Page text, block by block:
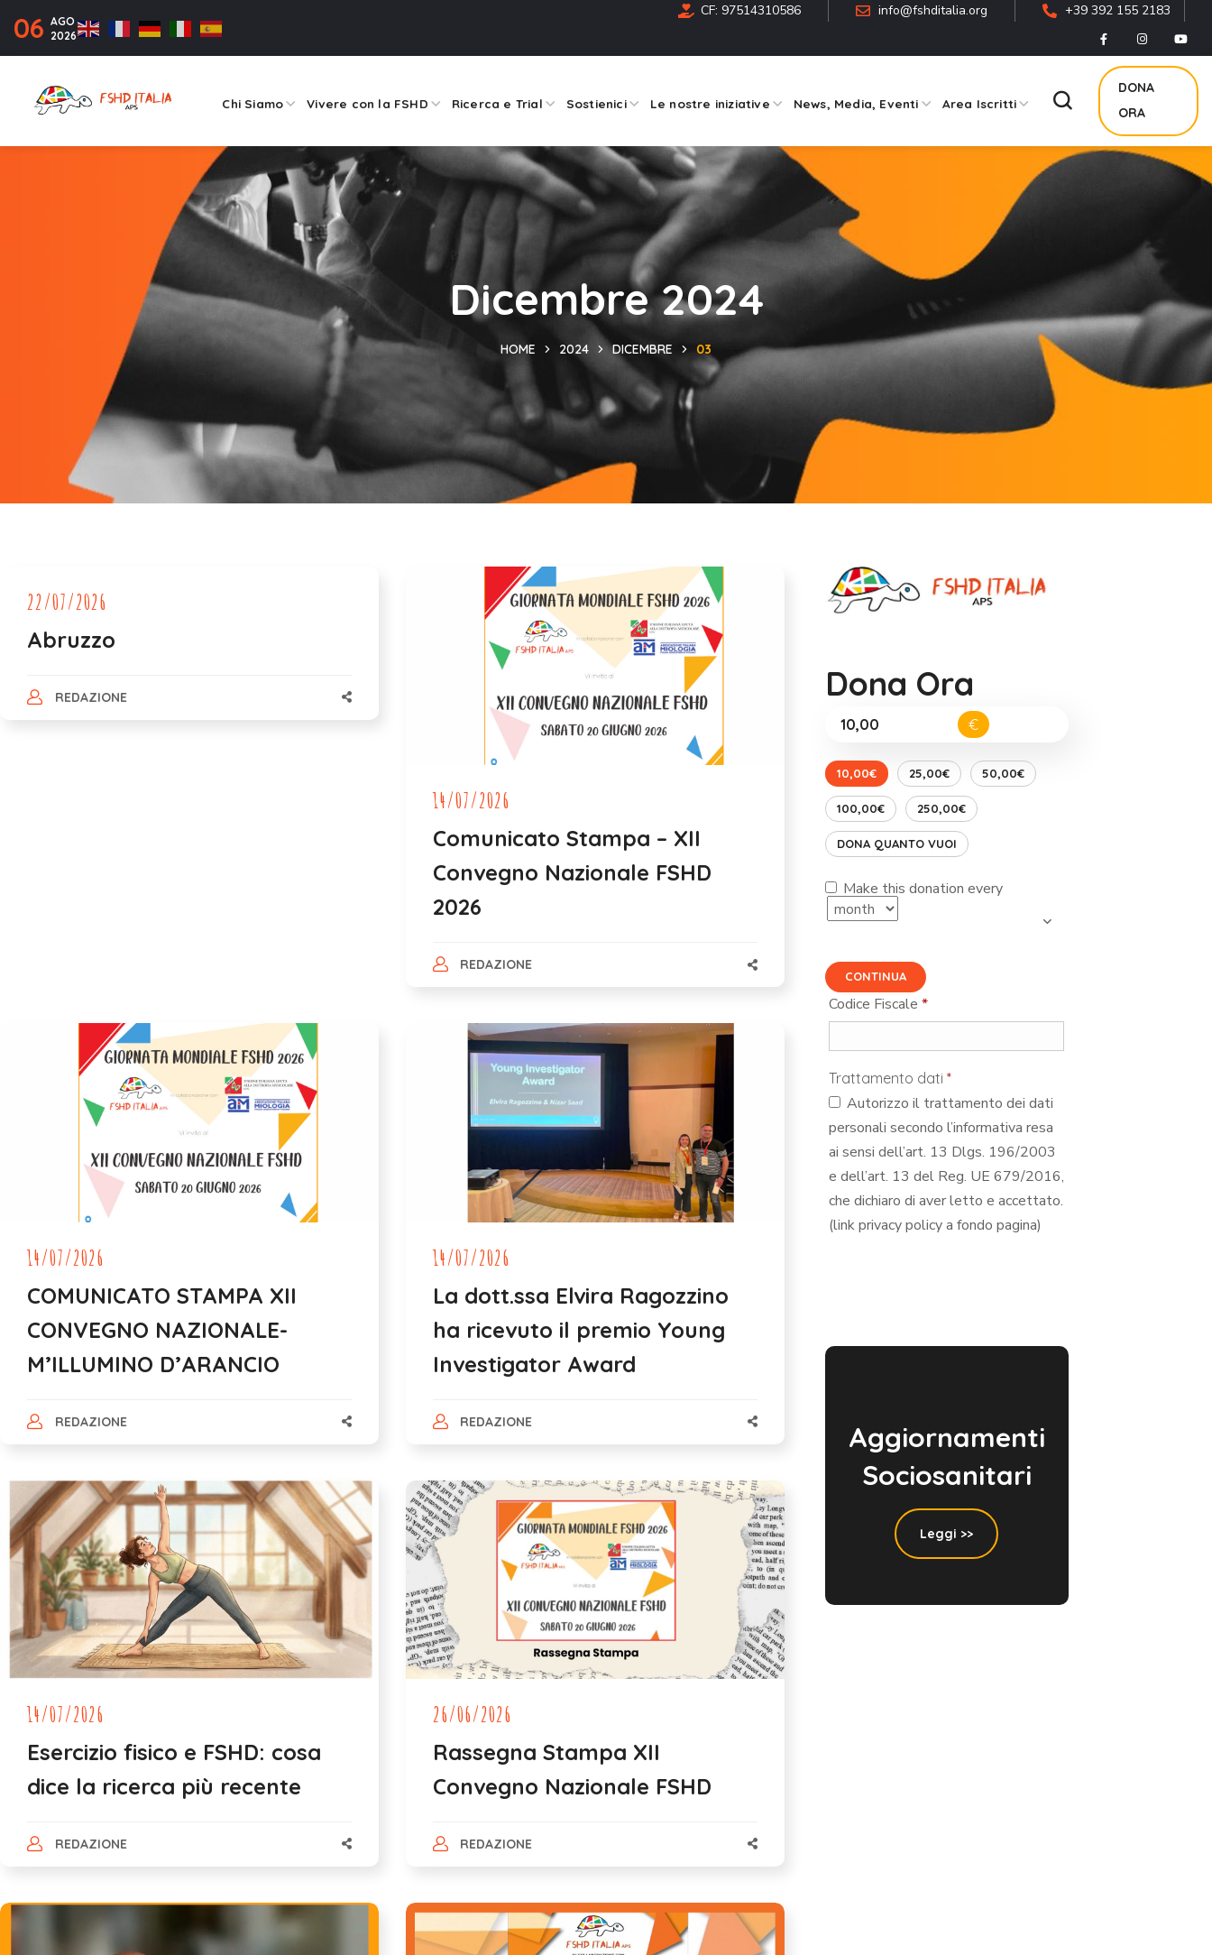
06 AGO
2026
CF: 97514310586 info@fshditalia.org +39 392 155 2183
Chi Siamo Vivere con la FSHD Ricerca e Trial Sostienici Le nostre iniziative News, Media, Eventi Area Iscritti
DONA
ORA
Dicembre 2024
HOME 2024 DICEMBRE 03
22/07/2026
Abruzzo
REDAZIONE
14/07/2026
Comunicato Stampa – XII
Convegno Nazionale FSHD
2026
REDAZIONE
14/07/2026
COMUNICATO STAMPA XII
CONVEGNO NAZIONALE-
M’ILLUMINO D’ARANCIO
REDAZIONE
14/07/2026
La dott.ssa Elvira Ragozzino
ha ricevuto il premio Young
Investigator Award
REDAZIONE
14/07/2026
Esercizio fisico e FSHD: cosa
dice la ricerca più recente
REDAZIONE
26/06/2026
Rassegna Stampa XII
Convegno Nazionale FSHD
REDAZIONE
Dona Ora
€
10,00€ 25,00€ 50,00€
100,00€ 250,00€
DONA QUANTO VUOI
Make this donation every
CONTINUA
Codice Fiscale *
Trattamento dati *
personali secondo l’informativa resa
ai sensi dell’art. 13 Dlgs. 196/2003
e dell’art. 13 del Reg. UE 679/2016,
che dichiaro di aver letto e accettato.
(link privacy policy a fondo pagina)
Aggiornamenti
Sociosanitari
Leggi >>